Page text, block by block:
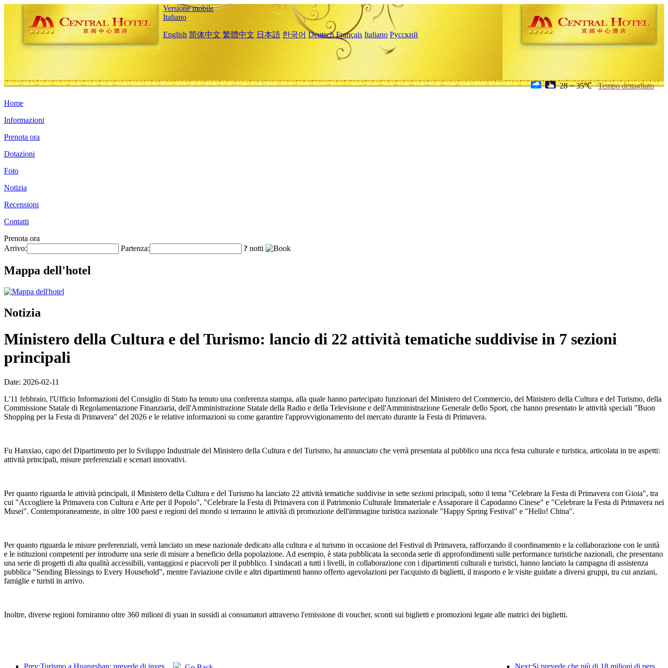
Versione mobile
Italiano
English 简体中文 繁體中文 日本語 한국어 Deutsch Français Italiano Русский
28 ~ 35℃ Tempo dettagliato
Home
Informazioni
Prenota ora
Dotazioni
Foto
Notizia
Recensioni
Contatti
Prenota ora
Arrivo:
Partenza: ? notti
Mappa dell'hotel
Notizia
Ministero della Cultura e del Turismo: lancio di 22 attività tematiche suddivise in 7 sezioni
principali
Date: 2026-02-11
L'11 febbraio, l'Ufficio Informazioni del Consiglio di Stato ha tenuto una conferenza stampa, alla quale hanno partecipato funzionari del Ministero del Commercio, del Ministero della Cultura e del Turismo, della
Commissione Statale di Regolamentazione Finanziaria, dell'Amministrazione Statale della Radio e della Televisione e dell'Amministrazione Generale dello Sport, che hanno presentato le attività speciali "Buon
Shopping per la Festa di Primavera" del 2026 e le relative informazioni su come garantire l'approvvigionamento del mercato durante la Festa di Primavera.
Fu Hanxiao, capo del Dipartimento per lo Sviluppo Industriale del Ministero della Cultura e del Turismo, ha annunciato che verrà presentata al pubblico una ricca festa culturale e turistica, articolata in tre aspetti:
attività principali, misure preferenziali e scenari innovativi.
Per quanto riguarda le attività principali, il Ministero della Cultura e del Turismo ha lanciato 22 attività tematiche suddivise in sette sezioni principali, sotto il tema "Celebrare la Festa di Primavera con Gioia", tra
cui "Accogliere la Primavera con Cultura e Arte per il Popolo", "Celebrare la Festa di Primavera con il Patrimonio Culturale Immateriale e Assaporare il Capodanno Cinese" e "Celebrare la Festa di Primavera nei
Musei". Contemporaneamente, in oltre 100 paesi e regioni del mondo si terranno le attività di promozione dell'immagine turistica nazionale "Happy Spring Festival" e "Hello! China".
Per quanto riguarda le misure preferenziali, verrà lanciato un mese nazionale dedicato alla cultura e al turismo in occasione del Festival di Primavera, rafforzando il coordinamento e la collaborazione con le unità
e le istituzioni competenti per introdurre una serie di misure a beneficio della popolazione. Ad esempio, è stata pubblicata la seconda serie di approfondimenti sulle performance turistiche nazionali, che presentano
una serie di progetti di alta qualità accessibili, vantaggiosi e piacevoli per il pubblico. I sindacati a tutti i livelli, in collaborazione con i dipartimenti culturali e turistici, hanno lanciato la campagna di assistenza
pubblica "Sending Blessings to Every Household", mentre l'aviazione civile e altri dipartimenti hanno offerto agevolazioni per l'acquisto di biglietti, il trasporto e le visite guidate a diversi gruppi, tra cui anziani,
famiglie e turisti in arrivo.
Inoltre, diverse regioni forniranno oltre 360 milioni di yuan in sussidi ai consumatori attraverso l'emissione di voucher, sconti sui biglietti e promozioni legate alle matrici dei biglietti.